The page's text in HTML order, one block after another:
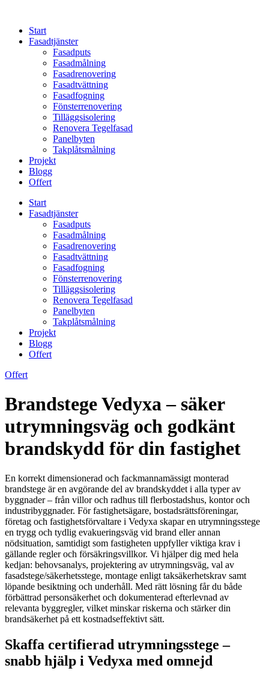
contentStart
Fasadtjänster
Fasadputs
Fasadmålning
Fasadrenovering
Fasadtvättning
Fasadfogning
Fönsterrenovering
Tilläggsisolering
Renovera Tegelfasad
Panelbyten
Takplåtsmålning
Projekt
Blogg
Offert
Start
Fasadtjänster
Fasadputs
Fasadmålning
Fasadrenovering
Fasadtvättning
Fasadfogning
Fönsterrenovering
Tilläggsisolering
Renovera Tegelfasad
Panelbyten
Takplåtsmålning
Projekt
Blogg
Offert
Offert
Brandstege Vedyxa – säker
utrymningsväg och godkänt
brandskydd för din fastighet
En korrekt dimensionerad och fackmannamässigt monterad
brandstege är en avgörande del av brandskyddet i alla typer av
byggnader – från villor och radhus till flerbostadshus, kontor och
industribyggnader. För fastighetsägare, bostadsrättsföreningar,
företag och fastighetsförvaltare i Vedyxa skapar en utrymningsstege
en trygg och tydlig evakueringsväg vid brand eller annan
nödsituation, samtidigt som fastigheten uppfyller viktiga krav i
gällande regler och försäkringsvillkor. Vi hjälper dig med hela
kedjan: behovsanalys, projektering av utrymningsväg, val av
fasadstege/säkerhetsstege, montage enligt taksäkerhetskrav samt
löpande besiktning och underhåll. Med rätt lösning får du både
förbättrad personsäkerhet och dokumenterad efterlevnad av
relevanta byggregler, vilket minskar riskerna och stärker din
brandsäkerhet på ett kostnadseffektivt sätt.
Skaffa certifierad utrymningsstege –
snabb hjälp i Vedyxa med omnejd